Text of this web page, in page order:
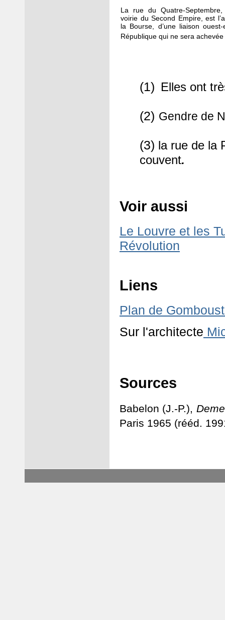
La rue du Quatre-
voirie du Second Empire, est
la Bourse, d’une liaison
République qui ne sera achevée
(1) Elles ont
(2) Gendre de
(3) la rue de la
couvent.
Voir aussi
Le Louvre et les
Révolution
Liens
Plan de
Sur l'architecte
Sources
Babelon (J.-P.),
Paris 1965 (rééd.